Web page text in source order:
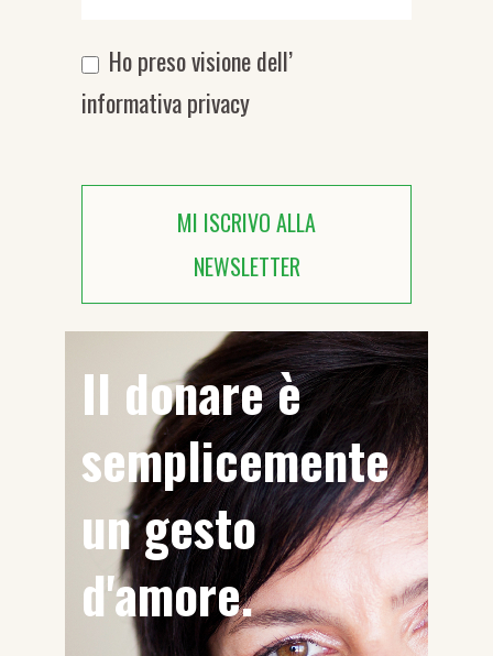
Ho preso visione dell’
informativa privacy
MI ISCRIVO ALLA
NEWSLETTER
Il donare è
semplicemente
un gesto
d'amore.